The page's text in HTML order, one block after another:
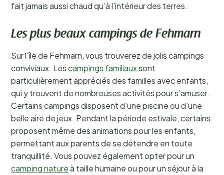
fait jamais aussi chaud qu’à l’intérieur des terres.
Les plus beaux campings de Fehmarn
Sur l’île de Fehmarn, vous trouverez de jolis campings
conviviaux. Lescampings familiauxsont
particulièrement appréciés des familles avec enfants,
qui y trouvent de nombreuses activités pour s’amuser.
Certains campings disposent d’une piscine ou d’une
belle aire de jeux. Pendant la période estivale, certains
proposent même des animations pour les enfants,
permettant aux parents de se détendre en toute
tranquillité. Vous pouvez également opter pour un
camping natureà taille humaine ou pour un séjour à la